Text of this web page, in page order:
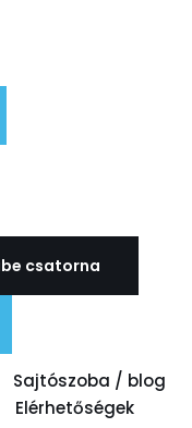
csatorna
Sajtószoba / blog
Elérhetőségek